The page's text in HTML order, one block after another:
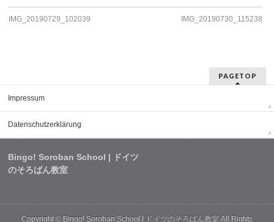
IMG_20190729_102039 IMG_20190730_115238
PAGETOP
Impressum
Datenschutzerklärung
Bingo! Soroban School | ドイツ
のそろばん教室
Copyright © Bingo! Soroban School | ドイツのそろばん教室All Rights